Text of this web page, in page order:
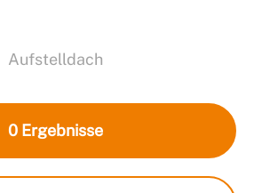
Aufstelldach
0 Ergebnisse